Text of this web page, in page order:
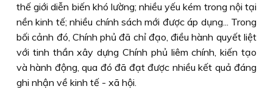
thế giới diễn biến khó lường; nhiều yếu kém trong nội tại
nền kinh tế; nhiều chính sách mới được áp dụng... Trong
bối cảnh đó, Chính phủ đã chỉ đạo, điều hành quyết liệt
với tinh thần xây dựng Chính phủ liêm chính, kiến tạo
và hành động, qua đó đã đạt được nhiều kết quả đáng
ghi nhận về kinh tế - xã hội.